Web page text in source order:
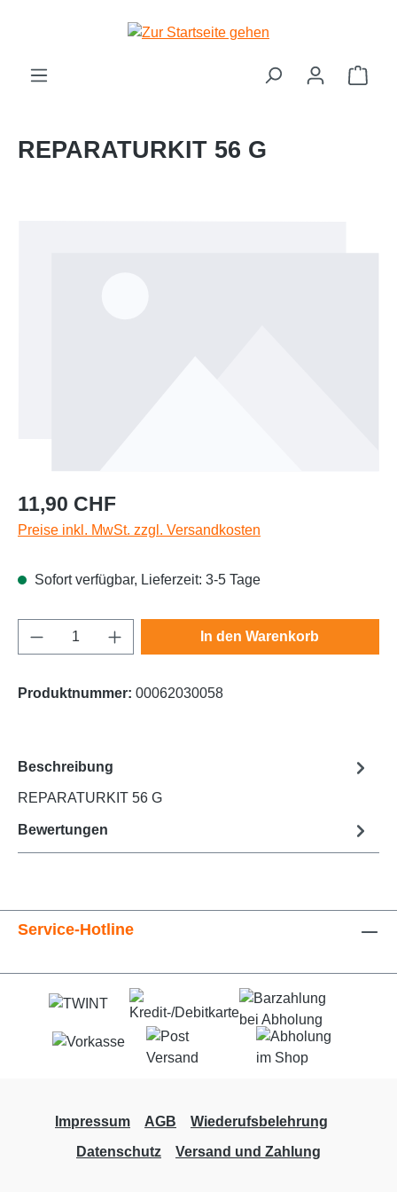
Zum Hauptinhalt springen
REPARATURKIT 56 G
Regulärer Preis:
11,90 CHF
Preise inkl. MwSt. zzgl. Versandkosten
Sofort verfügbar, Lieferzeit: 3-5 Tage
Produkt Anzahl: Gib den gewünschten
In den Warenkorb
Produktnummer: 00062030058
Beschreibung
REPARATURKIT 56 G
Bewertungen
Service-Hotline
Impressum AGB
Wiederufsbelehrung
Datenschutz
Versand und Zahlung